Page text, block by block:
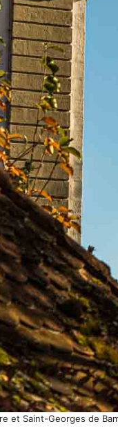
et Saint-Georges de